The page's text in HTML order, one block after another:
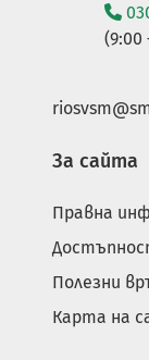
(9:00
За сайта
Правна
Полезни
Карта на